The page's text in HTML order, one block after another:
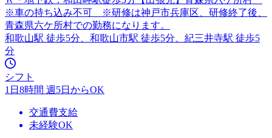
※車の持ち込み不可 ※研修は神戸市兵庫区、研修終了後、
青森県六ケ所村での勤務になります。
和歌山駅 徒歩5分、和歌山市駅 徒歩5分、紀三井寺駅 徒歩5
分
シフト
1日8時間 週5日からOK
交通費支給
未経験OK